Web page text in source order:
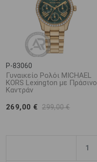
P-83060
Γυναικείο Ρολόι MICHAEL
KORS Lexington με Πράσινο
Καντράν
269,00 € 299,00 €
1